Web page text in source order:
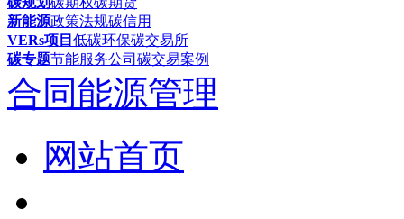
新能源政策法规碳信用
VERs项目 低碳环保碳交易所
碳专题节能服务公司 碳交易案例
合同能源管理
网站首页